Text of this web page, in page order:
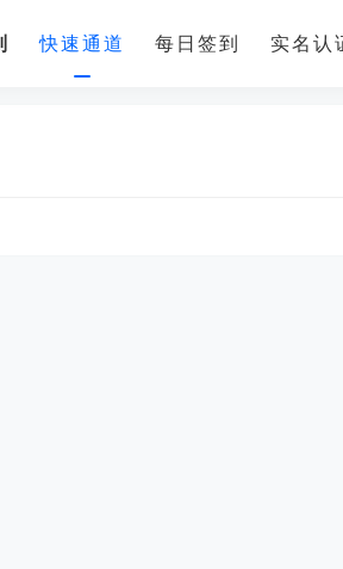
快速通道 每日签到 实名认